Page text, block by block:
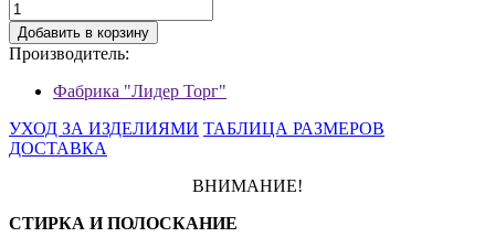
Добавить в корзину
Производитель:
Фабрика "Лидер Торг"
УХОД ЗА ИЗДЕЛИЯМИ ТАБЛИЦА РАЗМЕРОВ
ДОСТАВКА
ВНИМАНИЕ!
СТИРКА И ПОЛОСКАНИЕ